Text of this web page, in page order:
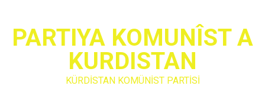
contentPARTIYA KOMUNÎST A
KURDISTAN
KÜRDİSTAN KOMÜNİST PARTİSİ